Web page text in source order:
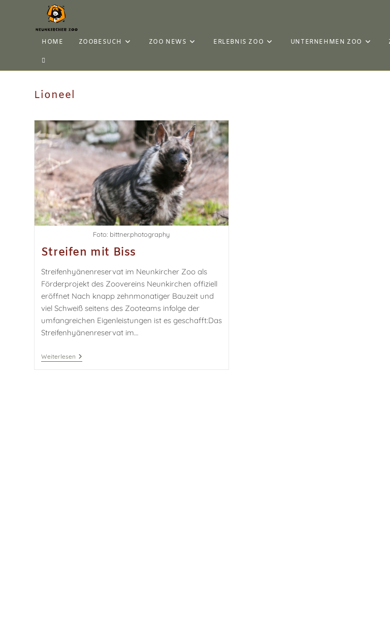
HOME ZOOBESUCH ZOO NEWS ERLEBNIS ZOO UNTERNEHMEN ZOO
Lioneel
Foto: bittner.photography
Streifen mit Biss
Streifenhyänenreservat im Neunkircher Zoo als
Förderprojekt des Zoovereins Neunkirchen offiziell
eröffnet Nach knapp zehnmonatiger Bauzeit und
viel Schweiß seitens des Zooteams infolge der
umfangreichen Eigenleistungen ist es geschafft:Das
Streifenhyänenreservat im…
Weiterlesen